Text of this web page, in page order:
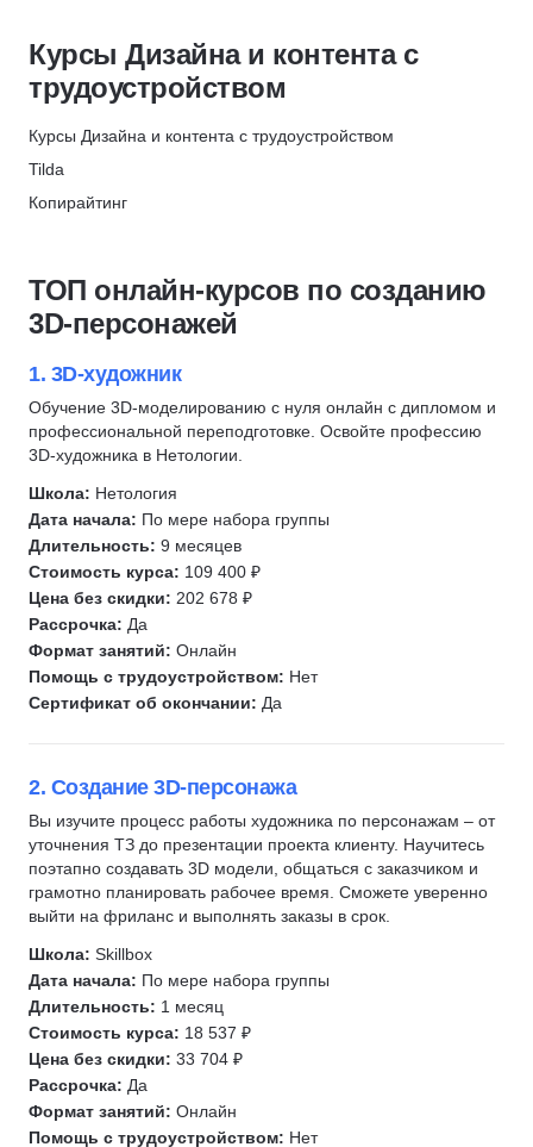
МТИ
Скидка 10%
STENET school
Скидка 1000 ₽
МТИ
2D-художник
Создание анимации
Дизайн логотипов
Дизайн-системы
Создание контента
Ландшафтный дизайн
Дизайн интерьера
Курсы по нейронным сетям
Дизайн презентаций
Дизайн мебели
Дизайн одежды
Дизайн украшений
Дизайн карточек для маркетплейсов
Дизайн стикеров
UIKit
Дизайн мобильных приложений
Создание спецэффектов
3D-дженералист
Технический писатель
Скетчинг
Айдентика
Концепт-арт
Дизайн упаковки
Дизайн уровней
Управление в дизайне
Realtime Landscaping Architect
Ландшафтный скетчинг
Профориентация
Презентации
Дизайн интерьера
Дизайн презентаций
Обработка фотографий
Курсы Дизайна и контента с
трудоустройством
Курсы Дизайна и контента с трудоустройством
Tilda
Копирайтинг
Графический дизайн
Главред
Контент-план
Photoshop
Adobe Illustrator
Типографика
Ретушь
InDesign
Полиграфический дизайн
Разработка фирменного стиля
UX/UI Дизайн
Веб-дизайн
Иллюстрация
Геймдизайн
3D-дженералист
3D-художник
2D-художник
Работа со звуком
Монтаж
Профориентация
Unity
3D-визуализация
ТОП онлайн-курсов по созданию
3D-персонажей
1. 3D-художник
Обучение 3D-моделированию с нуля онлайн с дипломом и
профессиональной переподготовке. Освойте профессию
3D-художника в Нетологии.
Школа: Нетология
Дата начала: По мере набора группы
Длительность: 9 месяцев
Стоимость курса: 109 400 ₽
Цена без скидки: 202 678 ₽
Рассрочка: Да
Формат занятий: Онлайн
Помощь с трудоустройством: Нет
Сертификат об окончании: Да
2. Создание 3D-персонажа
Вы изучите процесс работы художника по персонажам – от
уточнения ТЗ до презентации проекта клиенту. Научитесь
поэтапно создавать 3D модели, общаться с заказчиком и
грамотно планировать рабочее время. Сможете уверенно
выйти на фриланс и выполнять заказы в срок.
Школа: Skillbox
Дата начала: По мере набора группы
Длительность: 1 месяц
Стоимость курса: 18 537 ₽
Цена без скидки: 33 704 ₽
Рассрочка: Да
Формат занятий: Онлайн
Помощь с трудоустройством: Нет